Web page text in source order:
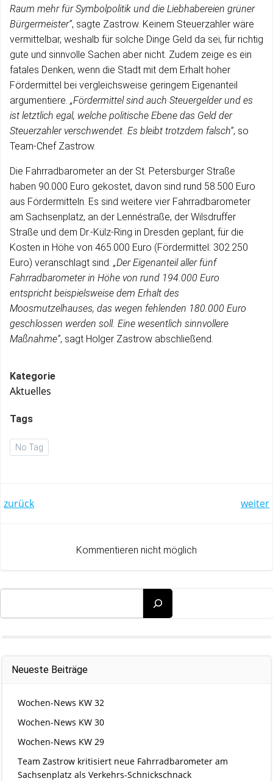
Raum mehr für Symbolpolitik und die Liebhabereien grüner
Bürgermeister“, sagte Zastrow. Keinem Steuerzahler wäre
vermittelbar, weshalb für solche Dinge Geld da sei, für richtig
gute und sinnvolle Sachen aber nicht. Zudem zeige es ein
fatales Denken, wenn die Stadt mit dem Erhalt hoher
Fördermittel bei vergleichsweise geringem Eigenanteil
argumentiere. „Fördermittel sind auch Steuergelder und es
ist letztlich egal, welche politische Ebene das Geld der
Steuerzahler verschwendet. Es bleibt trotzdem falsch“, so
Team-Chef Zastrow.
Die Fahrradbarometer an der St. Petersburger Straße
haben 90.000 Euro gekostet, davon sind rund 58.500 Euro
aus Fördermitteln. Es sind weitere vier Fahrradbarometer
am Sachsenplatz, an der Lennéstraße, der Wilsdruffer
Straße und dem Dr.-Külz-Ring in Dresden geplant, für die
Kosten in Höhe von 465.000 Euro (Fördermittel: 302.250
Euro) veranschlagt sind. „Der Eigenanteil aller fünf
Fahrradbarometer in Höhe von rund 194.000 Euro
entspricht beispielsweise dem Erhalt des
Moosmutzelhauses, das wegen fehlenden 180.000 Euro
geschlossen werden soll. Eine wesentlich sinnvollere
Maßnahme“, sagt Holger Zastrow abschließend.
Kategorie
Aktuelles
Tags
No Tag
Post
navigation
zurück
navigation
weiter
Kommentieren nicht möglich
Neueste Beiträge
Wochen-News KW 32
Wochen-News KW 30
Wochen-News KW 29
Team Zastrow kritisiert neue Fahrradbarometer am
Sachsenplatz als Verkehrs-Schnickschnack